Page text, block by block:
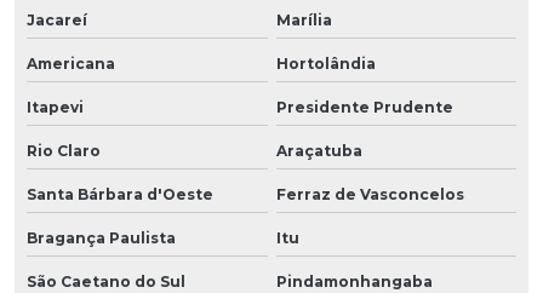
Jacareí Marília
Americana Hortolândia
Itapevi Presidente Prudente
Rio Claro Araçatuba
Santa Bárbara d'Oeste Ferraz de Vasconcelos
Bragança Paulista Itu
São Caetano do Sul Pindamonhangaba